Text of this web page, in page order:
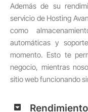
Además de su
servicio de Hosting
como
automáticas y
momento. Esto te
negocio, mientras
sitio web funcionando